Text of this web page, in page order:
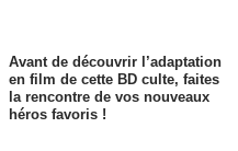
Avant de découvrir l’adaptation
en film de cette BD culte, faites
la rencontre de vos nouveaux
héros favoris !